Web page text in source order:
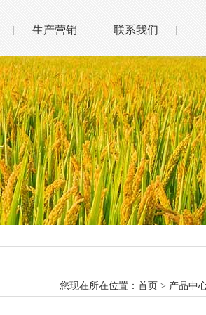
生产营销 联系我们
您现在所在位置： 首页 > 产品中